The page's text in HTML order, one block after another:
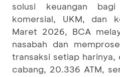
solusi keuangan
komersial, UKM, dan
Maret 2026, BCA
nasabah dan
transaksi setiap harinya,
cabang, 20.336 ATM,